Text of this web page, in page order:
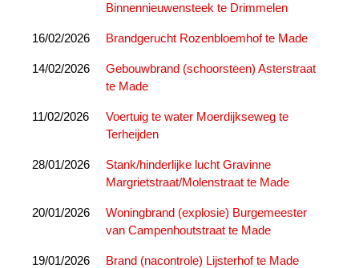
Binnennieuwensteek te Drimmelen
16/02/2026 Brandgerucht Rozenbloemhof te Made
14/02/2026
Gebouwbrand (schoorsteen) Asterstraat
te Made
11/02/2026
Voertuig te water Moerdijkseweg te
Terheijden
28/01/2026
Stank/hinderlijke lucht Gravinne
Margrietstraat/Molenstraat te Made
20/01/2026
Woningbrand (explosie) Burgemeester
van Campenhoutstraat te Made
19/01/2026 Brand (nacontrole) Lijsterhof te Made